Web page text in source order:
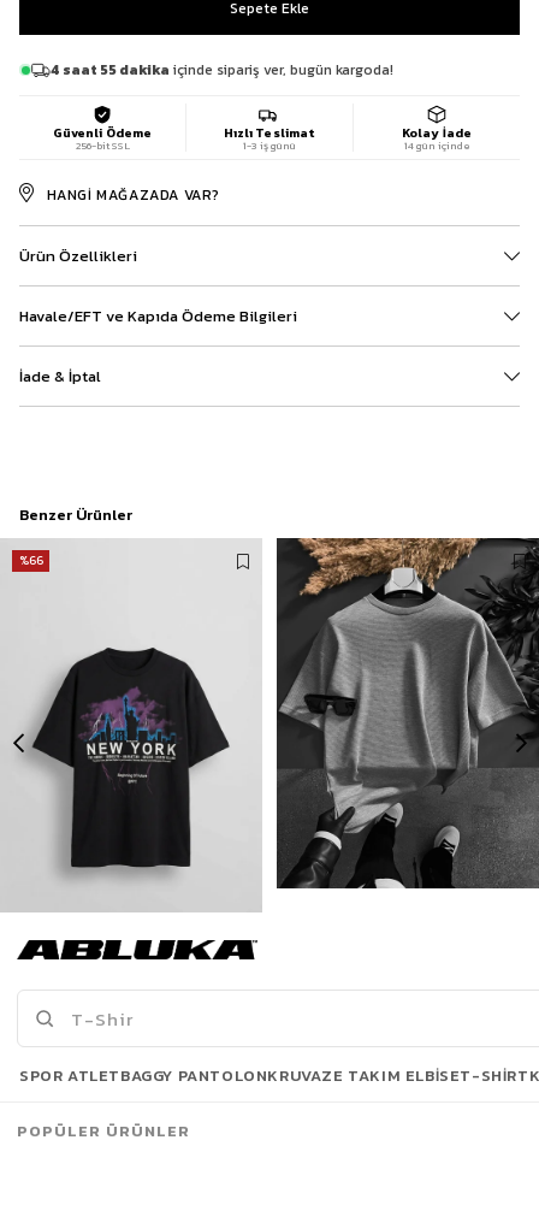
4 saat 55 dakika içinde sipariş ver, bugün kargoda!
Güvenli Ödeme
256-bit SSL
Hızlı Teslimat
1-3 iş günü
Kolay İade
14 gün içinde
HANGI MAĞAZADA VAR?
Ürün Özellikleri
Havale/EFT ve Kapıda Ödeme Bilgileri
İade & İptal
Benzer Ürünler
%66
Erkek New York Baskılı Oversize T-Shirt Siyah
Son Bakılanlar
SPOR ATLETBAGGY PANTOLONKRUVAZE TAKIM ELBISET-SHIRT
POPÜLER ÜRÜNLER